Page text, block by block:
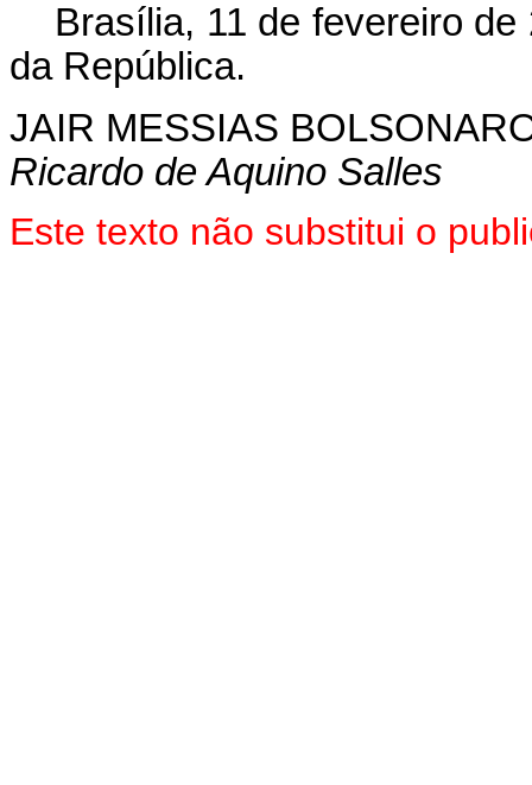
Brasília, 11 de fevereiro de
da República.
JAIR MESSIAS
Ricardo de Aquino Salles
Este texto não substitui o